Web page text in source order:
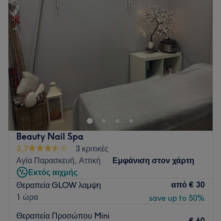
Τετάρτη
09:00 – 17:00
Πέμπτη
09:00–20:00
Παρασκευή
09:00–20:00
Σάββατο
09:00–17:00
Κυριακή
10:00–18:00
Το Salon Blanc by Sandy βρίσκεται στα Γλυκά Νερά και
παρέχει μία μεγάλη γκάμα υπηρεσιών ομορφιάς.
Go to venue
Beauty Nail Spa
3,7
3 κριτικές
Αγία Παρασκευή, Αττική
Εμφάνιση στον χάρτη
Εκτός αιχμής
Θεραπεία GLOW λαμψη
1 ώρα
από € 30
save up to 50%
Θεραπεία Προσώπου Mini